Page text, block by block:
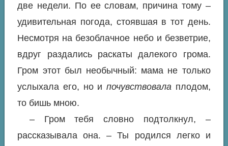
две недели. По ее словам, причина тому –
удивительная погода, стоявшая в тот день.
Несмотря на безоблачное небо и безветрие,
вдруг раздались раскаты далекого грома.
Гром этот был необычный: мама не только
услыхала его, но и почувствовала плодом,
то бишь мною.
– Гром тебя словно подтолкнул, –
рассказывала она. – Ты родился легко и